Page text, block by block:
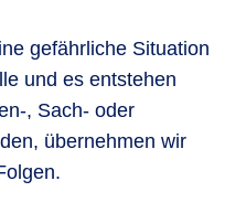
gefährliche Situation
und es entstehen
, Sach- oder
übernehmen wir